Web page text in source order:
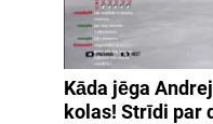
Kāda jēga
kolas! Strīdi par